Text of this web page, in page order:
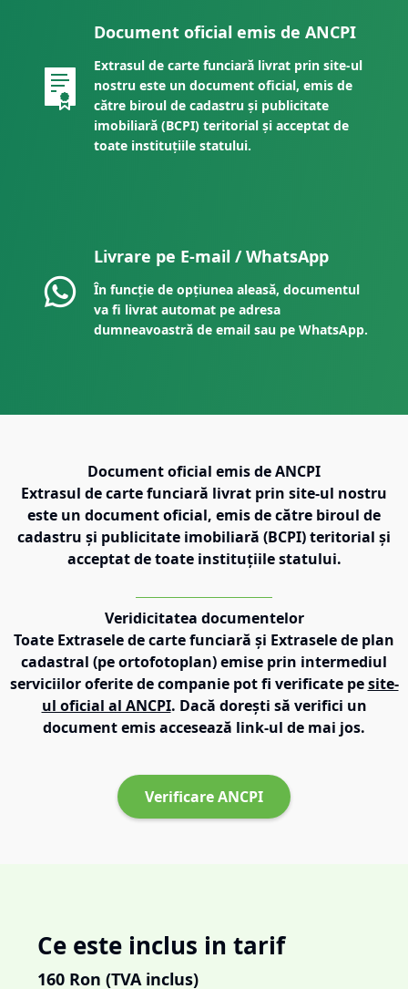
Document oficial emis de ANCPI
Extrasul de carte funciară livrat prin site-ul
nostru este un document oficial, emis de
către biroul de cadastru și publicitate
imobiliară (BCPI) teritorial și acceptat de
toate instituțiile statului.
Livrare pe E-mail / WhatsApp
În funcție de opțiunea aleasă, documentul
va fi livrat automat pe adresa
dumneavoastră de email sau pe WhatsApp.
Document oficial emis de ANCPI
Extrasul de carte funciară livrat prin site-ul nostru
este un document oficial, emis de către biroul de
cadastru și publicitate imobiliară (BCPI) teritorial și
acceptat de toate instituțiile statului.
Veridicitatea documentelor
Toate Extrasele de carte funciară și Extrasele de plan
cadastral (pe ortofotoplan) emise prin intermediul
serviciilor oferite de companie pot fi verificate pe site-
ul oficial al ANCPI. Dacă dorești să verifici un
document emis accesează link-ul de mai jos.
Verificare ANCPI
Ce este inclus in tarif
160 Ron (TVA inclus)